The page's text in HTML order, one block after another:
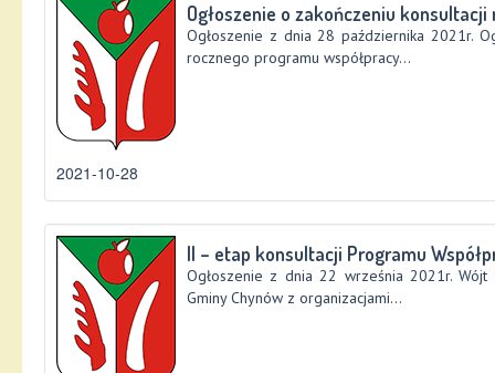
Ogłoszenie o zakończeniu
Ogłoszenie z dnia 28 października 2021r.
rocznego programu współpracy...
2021-10-28
II – etap konsultacji Programu
Ogłoszenie z dnia 22 września 2021r. Wójt
Gminy Chynów z organizacjami...